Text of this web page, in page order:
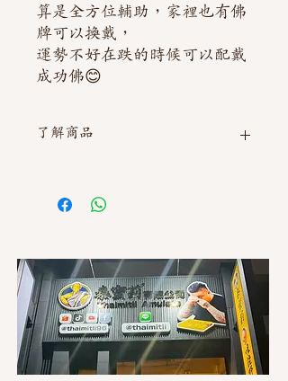
算是全方位輔助，家裡也有佛
牌可以換戴，
運勢不好在跌的時候可以配戴
成功佛😊
了解商品